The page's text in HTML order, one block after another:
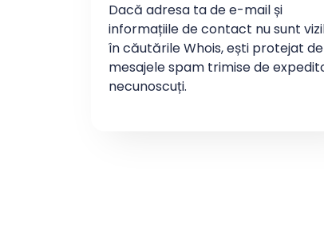
Dacă adresa ta de e-mail și
informațiile de contact nu sunt
în căutările Whois, ești protejat de
mesajele spam trimise de
necunoscuți.